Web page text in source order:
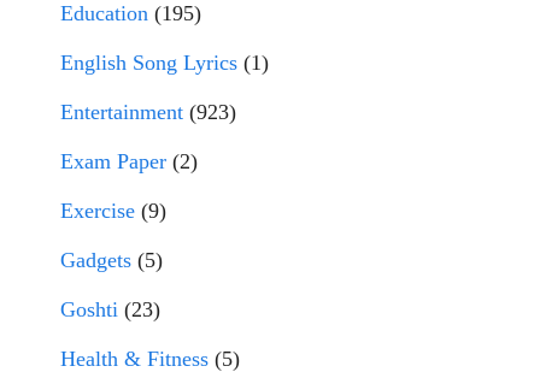
Education (195)
English Song Lyrics (1)
Entertainment (923)
Exam Paper (2)
Exercise (9)
Gadgets (5)
Goshti (23)
Health & Fitness (5)